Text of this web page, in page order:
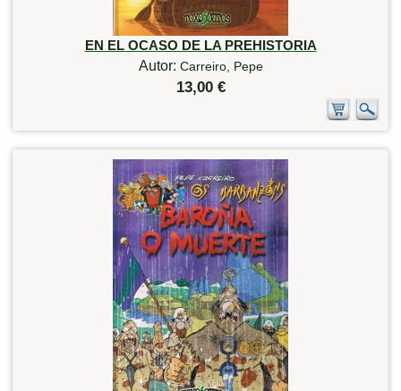
EN EL OCASO DE LA PREHISTORIA
Autor: Carreiro, Pepe
13,00 €